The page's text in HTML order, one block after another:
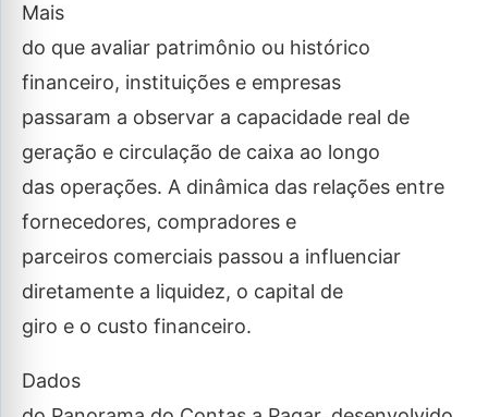
Mais
do que avaliar patrimônio ou histórico
financeiro, instituições e empresas
passaram a observar a capacidade real de
geração e circulação de caixa ao longo
das operações. A dinâmica das relações entre
fornecedores, compradores e
parceiros comerciais passou a influenciar
diretamente a liquidez, o capital de
giro e o custo financeiro.
Dados